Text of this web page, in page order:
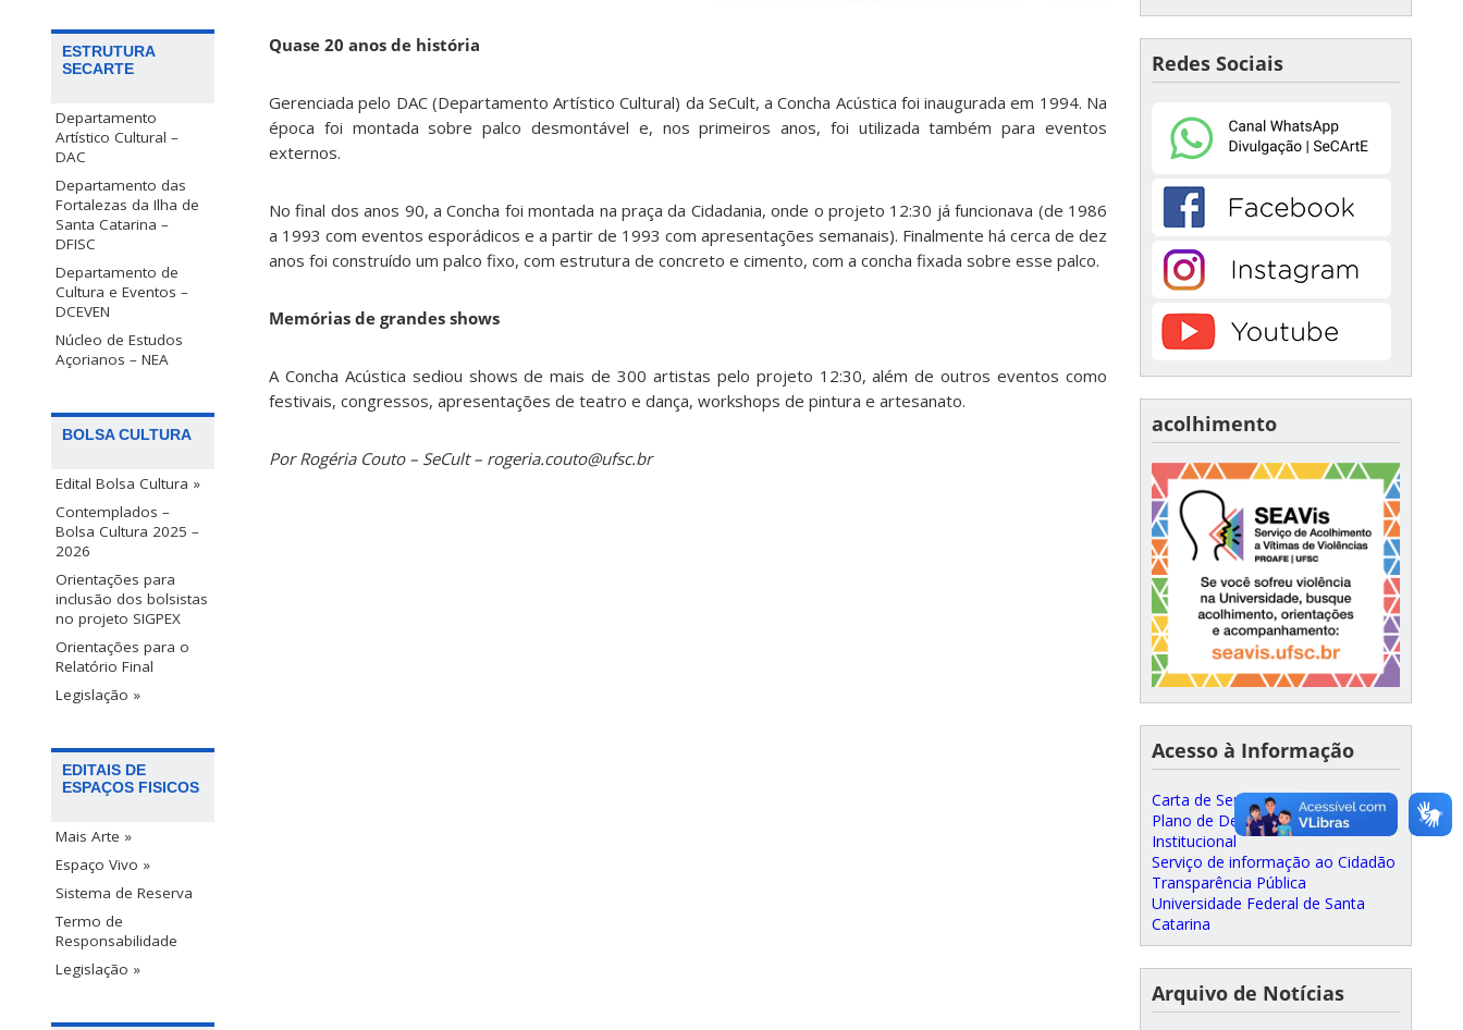
ESTRUTURA
SECARTE
Departamento
Artístico Cultural –
DAC
Departamento das
Fortalezas da Ilha de
Santa Catarina –
DFISC
Departamento de
Cultura e Eventos –
DCEVEN
Núcleo de Estudos
Açorianos – NEA
BOLSA CULTURA
Edital Bolsa Cultura »
Contemplados –
Bolsa Cultura 2025 –
2026
Orientações para
inclusão dos bolsistas
no projeto SIGPEX
Orientações para o
Relatório Final
Legislação »
EDITAIS DE
ESPAÇOS FISICOS
Mais Arte »
Espaço Vivo »
Sistema de Reserva
Termo de
Responsabilidade
Legislação »
Quase 20 anos de história
Gerenciada pelo DAC (Departamento Artístico Cultural) da SeCult, a Concha Acústica foi inaugurada em 1994. Na
época foi montada sobre palco desmontável e, nos primeiros anos, foi utilizada também para eventos
externos.
No final dos anos 90, a Concha foi montada na praça da Cidadania, onde o projeto 12:30 já funcionava (de 1986
a 1993 com eventos esporádicos e a partir de 1993 com apresentações semanais). Finalmente há cerca de dez
anos foi construído um palco fixo, com estrutura de concreto e cimento, com a concha fixada sobre esse palco.
Memórias de grandes shows
A Concha Acústica sediou shows de mais de 300 artistas pelo projeto 12:30, além de outros eventos como
festivais, congressos, apresentações de teatro e dança, workshops de pintura e artesanato.
Por Rogéria Couto – SeCult – rogeria.couto@ufsc.br
Redes Sociais
acolhimento
Acesso à Informação
Carta de Serviços ao Cidadão
Plano de Desenvolvimento
Institucional
Serviço de informação ao Cidadão
Transparência Pública
Universidade Federal de Santa
Catarina
Arquivo de Notícias